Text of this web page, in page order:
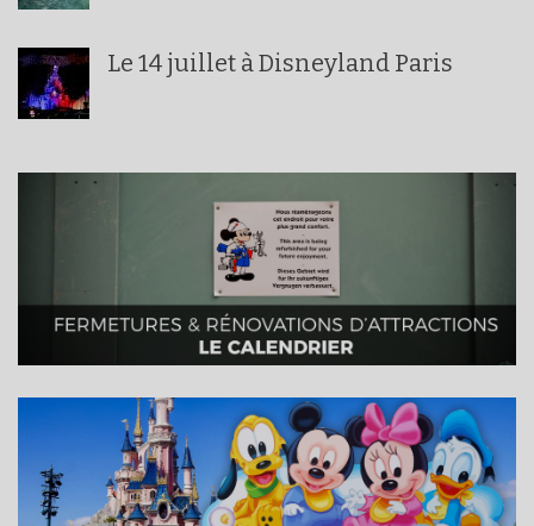
Le 14 juillet à Disneyland Paris